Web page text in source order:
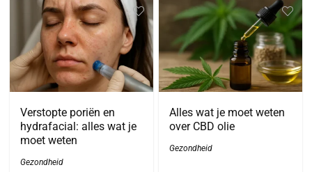
Verstopte poriën en
hydrafacial: alles wat je
moet weten
Gezondheid
Alles wat je moet weten
over CBD olie
Gezondheid